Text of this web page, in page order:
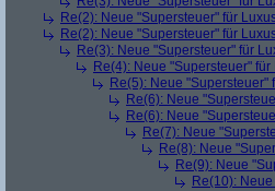
Re(2): Neue "Supersteuer" für
Re(2): Neue "Supersteuer" für
Re(3): Neue "Supersteuer" für
Re(4): Neue "Supersteuer"
Re(5): Neue "Supersteuer"
Re(6): Neue
Re(6): Neue
Re(7): Neue
Re(8): Neue
Re(9): Neue
Re(10):